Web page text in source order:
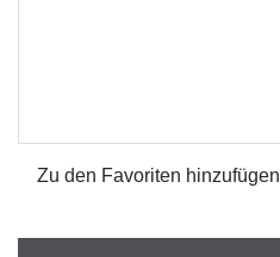
Zu den Favoriten hinzufügen